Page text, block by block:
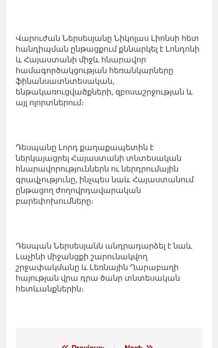
Վարուժան Ներսեսյանը Նիկոլաս Լիոնսի հետ
հանդիպման ընթացքում քննարկել է Լոնդոնի
և Հայաստանի միջև հնարավոր
համագործակցության հեռանկարները
ֆինանսատնտեսական,
ենթակառուցվածքների, զբոսաշրջության և
այլ ոլորտներում։
Դեսպանը Լորդ քաղաքապետին է
ներկայացրել Հայաստանի տնտեսական
հնարավորություններն ու ներդրումային
գրավչությունը, ինչպես նաև Հայաստանում
ընթացող ժողովրդավարական
բարեփոխումները։
Դեսպան Ներսեսյանն անդրադարձել է նաև
Լաչինի միջանցքի շարունակվող
շրջափակմանը և Լեռնային Ղարաբաղի
հայության վրա դրա ծանր տնտեսական
հետևանքներին։